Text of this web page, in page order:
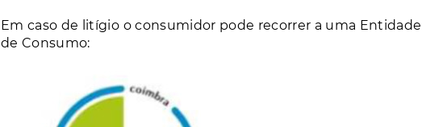
Em caso de litígio o consumidor pode recorrer a uma
de Consumo: